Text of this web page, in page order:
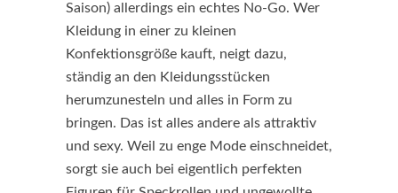
Saison) allerdings ein echtes No-Go. Wer
Kleidung in einer zu kleinen
Konfektionsgröße kauft, neigt dazu,
ständig an den Kleidungsstücken
herumzunesteln und alles in Form zu
bringen. Das ist alles andere als attraktiv
und sexy. Weil zu enge Mode einschneidet,
sorgt sie auch bei eigentlich perfekten